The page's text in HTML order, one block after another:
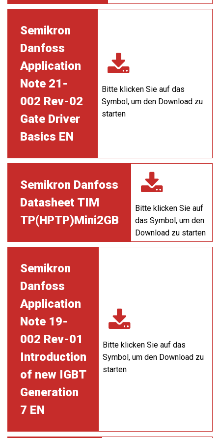
Semikron
Danfoss
Application
Note 21-
002 Rev-02
Gate Driver
Basics EN
Bitte klicken Sie auf das
Symbol, um den Download zu
starten
Semikron Danfoss
Datasheet TIM
TP(HPTP)Mini2GB
Bitte klicken Sie auf
das Symbol, um den
Download zu starten
Semikron
Danfoss
Application
Note 19-
002 Rev-01
Introduction
of new IGBT
Generation
7 EN
Bitte klicken Sie auf das
Symbol, um den Download zu
starten